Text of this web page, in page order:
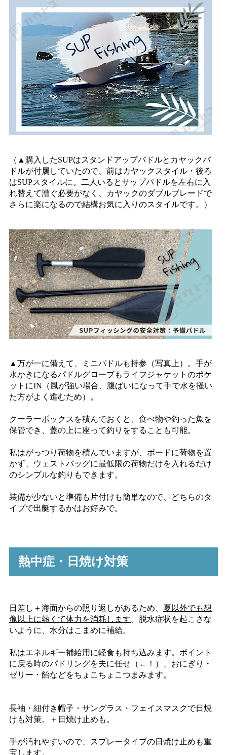
（▲購入したSUPはスタンドアップパドルとカヤックパ
ドルが付属していたので、前はカヤックスタイル・後ろ
はSUPスタイルに。二人いるとサップパドルを左右に入
れ替えて漕ぐ必要がなく、カヤックのダブルブレードで
さらに楽になるので結構お気に入りのスタイルです。）
▲万が一に備えて、ミニパドルも持参（写真上）。手が
水かきになるパドルグローブもライフジャケットのポケ
ットにIN（風が強い場合、腹ばいになって手で水を掻い
た方がよく進むため）。
クーラーボックスを積んでおくと、食べ物や釣った魚を
保管でき、蓋の上に座って釣りをすることも可能。
私はがっつり荷物を積んでいますが、ボードに荷物を置
かず、ウェストバッグに最低限の荷物だけを入れるだけ
のシンプルな釣りもできます。
装備が少ないと準備も片付けも簡単なので、どちらのタ
イプで出艇するかはお好みで。
熱中症・日焼け対策
日差し＋海面からの照り返しがあるため、 夏以外でも想
像以上に熱くて体力を消耗します。脱水症状を起こさな
いように、水分はこまめに補給。
私はエネルギー補給用に軽食も持ち込みます。ポイント
に戻る時のパドリングを夫に任せ（←！）、おにぎり・
ゼリー・飴などをちょこちょこつまみます。
長袖・紐付き帽子・サングラス・フェイスマスクで日焼
けも対策。＋日焼け止めも。
手が汚れやすいので、スプレータイプの日焼け止めも重
宝します。